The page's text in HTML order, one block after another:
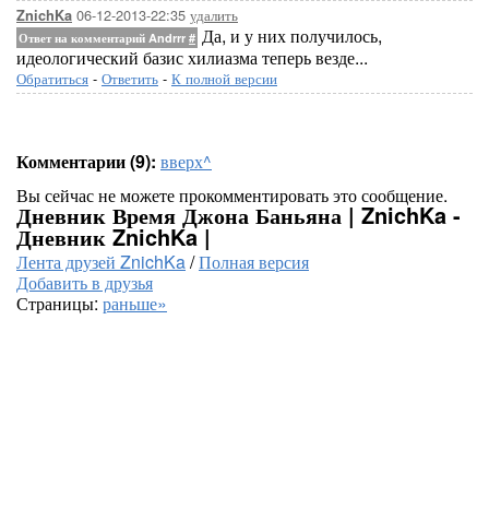
ZnichKa 06-12-2013-22:35 удалить
Ответ на комментарий Andrrr # Да, и у них получилось,
идеологический базис хилиазма теперь везде...
Обратиться - Ответить - К полной версии
Комментарии (9): вверх^
Вы сейчас не можете прокомментировать это сообщение.
Дневник Время Джона Баньяна | ZnichKa -
Дневник ZnichKa |
Лента друзей ZnichKa/Полная версия
Добавить в друзья
Страницы: раньше»